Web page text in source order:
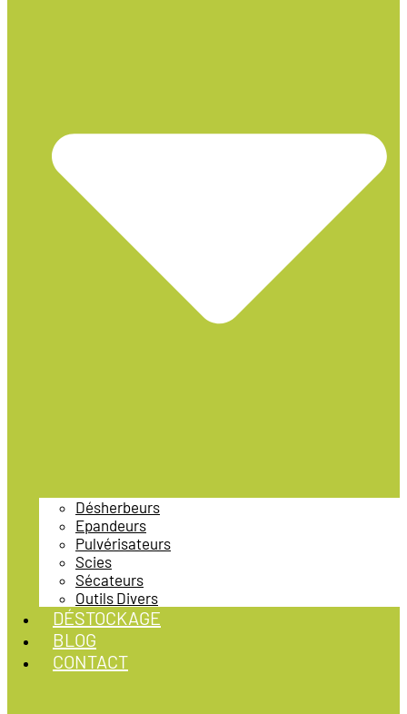
Désherbeurs
Epandeurs
Pulvérisateurs
Scies
Sécateurs
Outils Divers
DÉSTOCKAGE
BLOG
CONTACT